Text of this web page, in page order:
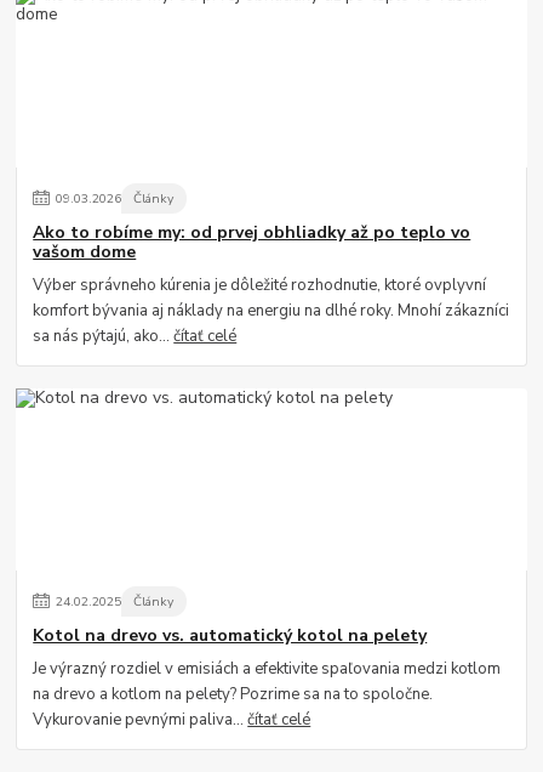
09.03.2026 Články
Ako to robíme my: od prvej obhliadky až po teplo vo
vašom dome
Výber správneho kúrenia je dôležité rozhodnutie, ktoré ovplyvní
komfort bývania aj náklady na energiu na dlhé roky. Mnohí zákazníci
sa nás pýtajú, ako...čítať celé
24.02.2025 Články
Kotol na drevo vs. automatický kotol na pelety
Je výrazný rozdiel v emisiách a efektivite spaľovania medzi kotlom
na drevo a kotlom na pelety? Pozrime sa na to spoločne.
Vykurovanie pevnými paliva...čítať celé